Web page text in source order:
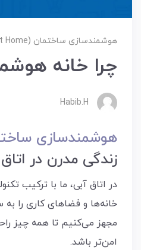
هوشمندسازی ساختمان (Smart Home)
چرا خانه
Habib.H
هوشمندسازی
زندگی مدرن در
در اتاق آبی، ما با ترکیب
خانه‌ها و فضاهای کاری را
مجهز می‌کنیم تا همه چیز
امن‌تر باشد.